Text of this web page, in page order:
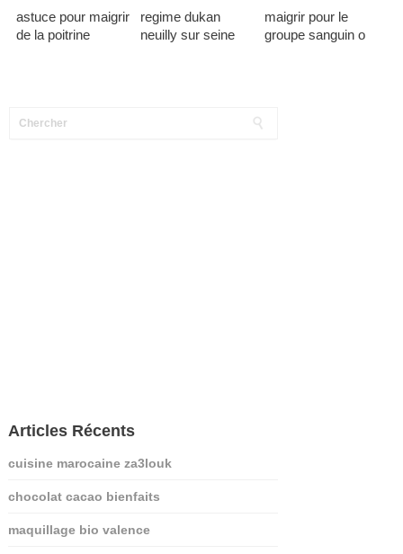
astuce pour maigrir
de la poitrine
regime dukan
neuilly sur seine
maigrir pour le
groupe sanguin o
Articles Récents
cuisine marocaine za3louk
chocolat cacao bienfaits
maquillage bio valence